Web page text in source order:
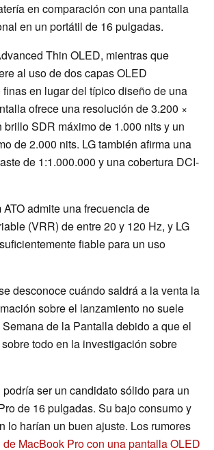
en comparación con una pantalla
en un portátil de 16 pulgadas.
Thin OLED, mientras que
al uso de dos capas OLED
en lugar del típico diseño de una
ofrece una resolución de 3.200 ×
brillo SDR máximo de 1.000 nits y un
de 2.000 nits. LG también afirma una
de 1:1.000.000 y una cobertura DCI-
admite una frecuencia de
(VRR) de entre 20 y 120 Hz, y LG
fiable para un uso
desconoce cuándo saldrá a la venta la
sobre el lanzamiento no suele
de la Pantalla debido a que el
todo en la investigación sobre
ser un candidato sólido para un
de 16 pulgadas. Su bajo consumo y
lo harían un buen ajuste. Los rumores
de MacBook Pro con una pantalla OLED